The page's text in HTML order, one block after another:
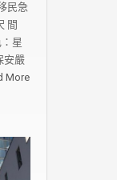
民急
間
星
安嚴
More